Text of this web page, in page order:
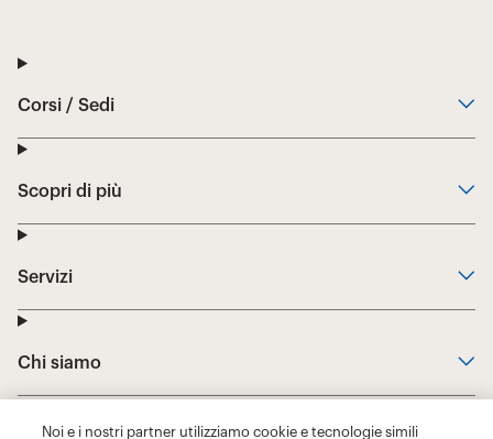
Noi e i nostri partner utilizziamo cookie e tecnologie simili